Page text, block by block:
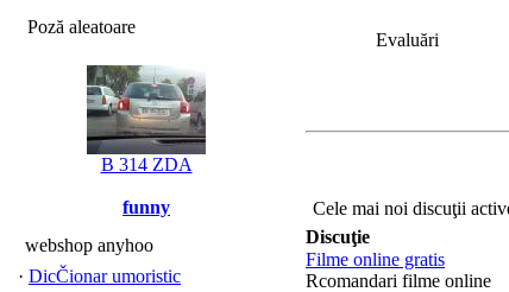
Poză aleatoare
B 314 ZDA
funny
webshop anyhoo
· DicČionar umoristic
Evaluări
Cele mai noi discuţii
Discuţie
Filme online gratis
Rcomandari filme online